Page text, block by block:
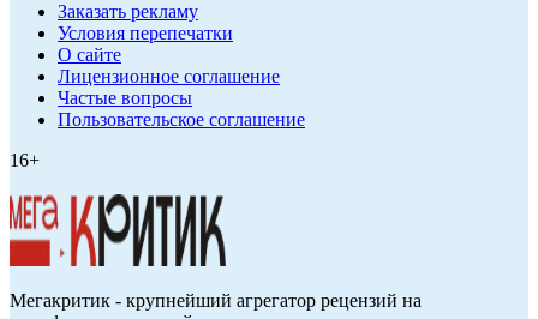
Заказать рекламу
Условия перепечатки
О сайте
Лицензионное соглашение
Частые вопросы
Пользовательское соглашение
16+
Мегакритик - крупнейший агрегатор рецензий на